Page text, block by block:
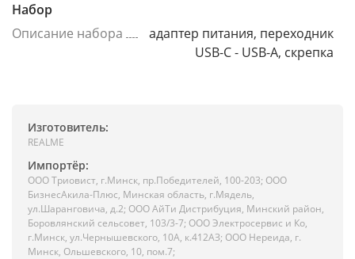
Набор
Описание набора
адаптер питания, переходник
USB-C - USB-A, скрепка
Изготовитель:
REALME
Импортёр:
ООО Триовист, г.Минск, пр.Победителей, 100-203; ООО
БизнесАкила-Плюс, Минская область, г.Мядель,
ул.Шаранговича, д.2; ООО АйТи Дистрибуция, Минский район,
Боровлянский сельсовет, 103/3-7; ООО Электросервис и Ко,
г.Минск, ул.Чернышевского, 10А, к.412АЗ; ООО Нереида, г.
Минск, Ольшевского, 10, пом.7;